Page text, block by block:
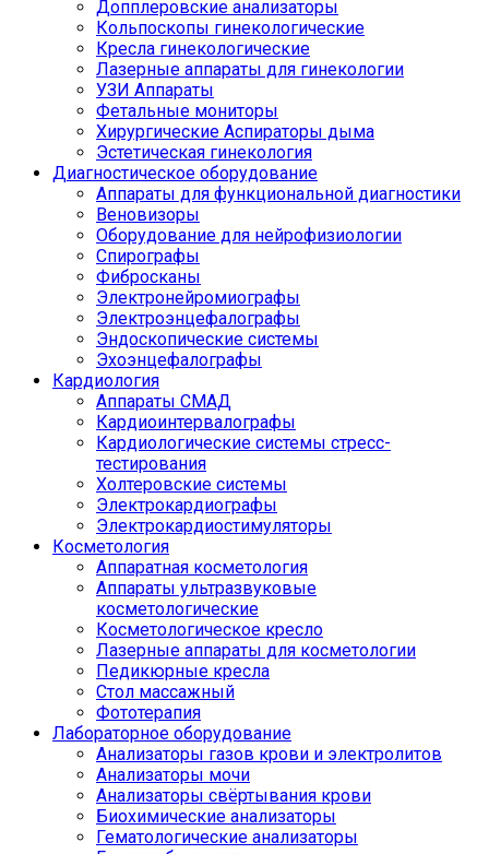
Допплеровские анализаторы
Кольпоскопы гинекологические
Кресла гинекологические
Лазерные аппараты для гинекологии
УЗИ Аппараты
Фетальные мониторы
Хирургические Аспираторы дыма
Эстетическая гинекология
Диагностическое оборудование
Аппараты для функциональной диагностики
Веновизоры
Оборудование для нейрофизиологии
Спирографы
Фибросканы
Электронейромиографы
Электроэнцефалографы
Эндоскопические системы
Эхоэнцефалографы
Кардиология
Аппараты СМАД
Кардиоинтервалографы
Кардиологические системы стресс-
тестирования
Холтеровские системы
Электрокардиографы
Электрокардиостимуляторы
Косметология
Аппаратная косметология
Аппараты ультразвуковые
косметологические
Косметологическое кресло
Лазерные аппараты для косметологии
Педикюрные кресла
Стол массажный
Фототерапия
Лабораторное оборудование
Анализаторы газов крови и электролитов
Анализаторы мочи
Анализаторы свёртывания крови
Биохимические анализаторы
Гематологические анализаторы